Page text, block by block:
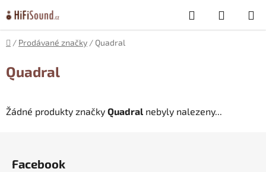
na
obsah
Hledat
KOŠÍK
Domů
/ Prodávané značky / Quadral
Quadral
Žádné produkty značky Quadral nebyly nalezeny...
Facebook